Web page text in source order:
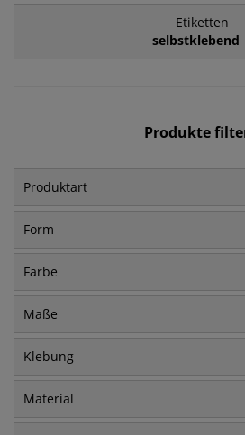
Etiketten
selbstklebend
Produkte
Produktart
Form
Farbe
Maße
Klebung
Material